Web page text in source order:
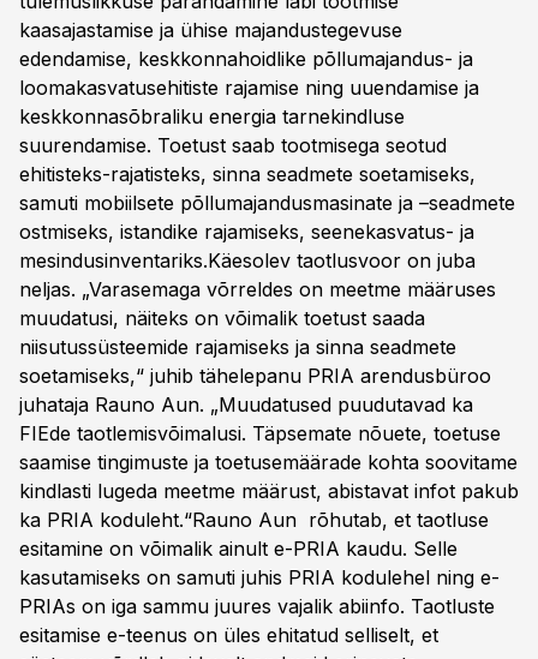
kaasajastamise ja ühise majandustegevuse
edendamise, keskkonnahoidlike põllumajandus- ja
loomakasvatusehitiste rajamise ning uuendamise ja
keskkonnasõbraliku energia tarnekindluse
suurendamise. Toetust saab tootmisega seotud
ehitisteks-rajatisteks, sinna seadmete soetamiseks,
samuti mobiilsete põllumajandusmasinate ja –seadmete
ostmiseks, istandike rajamiseks, seenekasvatus- ja
mesindusinventariks.Käesolev taotlusvoor on juba
neljas. „Varasemaga võrreldes on meetme määruses
muudatusi, näiteks on võimalik toetust saada
niisutussüsteemide rajamiseks ja sinna seadmete
soetamiseks,“ juhib tähelepanu PRIA arendusbüroo
juhataja Rauno Aun. „Muudatused puudutavad ka
FIEde taotlemisvõimalusi. Täpsemate nõuete, toetuse
saamise tingimuste ja toetusemäärade kohta soovitame
kindlasti lugeda meetme määrust, abistavat infot pakub
ka PRIA koduleht.“Rauno Aun rõhutab, et taotluse
esitamine on võimalik ainult e-PRIA kaudu. Selle
kasutamiseks on samuti juhis PRIA kodulehel ning e-
PRIAs on iga sammu juures vajalik abiinfo. Taotluste
esitamise e-teenus on üles ehitatud selliselt, et